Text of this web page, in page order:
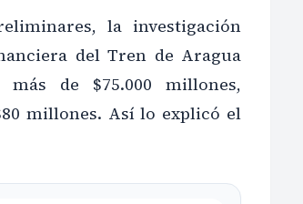
la investigación
del Tren de Aragua
de $75.000 millones,
millones. Así lo explicó el